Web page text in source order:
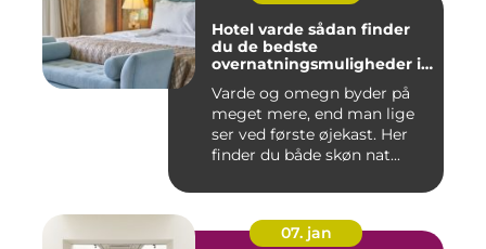
Hotel varde sådan finder
du de bedste
overnatningsmuligheder i
Varde og omegn byder på
meget mere, end man lige
ser ved første øjekast. Her
finder du både skøn nat...
07. jan